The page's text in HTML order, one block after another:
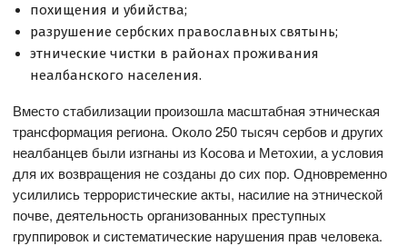
похищения и убийства;
разрушение сербских православных святынь;
этнические чистки в районах проживания
неалбанского населения.
Вместо стабилизации произошла масштабная этническая
трансформация региона. Около 250 тысяч сербов и других
неалбанцев были изгнаны из Косова и Метохии, а условия
для их возвращения не созданы до сих пор. Одновременно
усилились террористические акты, насилие на этнической
почве, деятельность организованных преступных
группировок и систематические нарушения прав человека.